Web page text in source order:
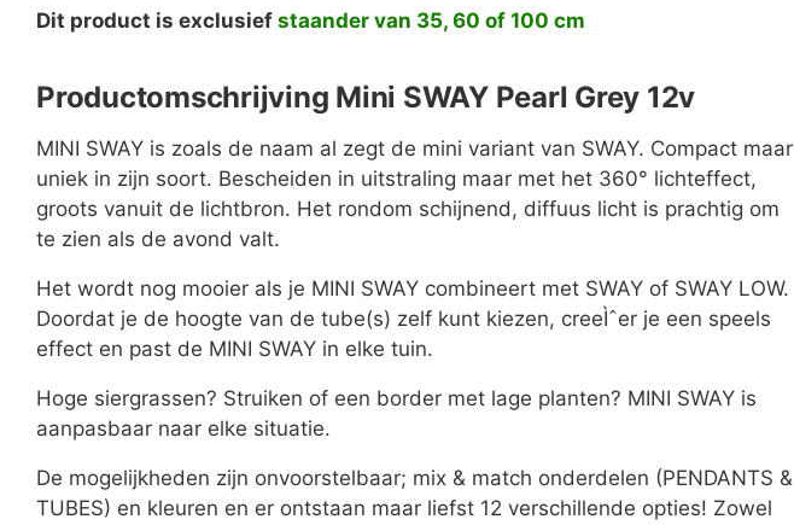
Nu 5% korting op alles!!
Met kortingscode: Zomer
Dit product is exclusief staander van 35, 60 of 100 cm
Productomschrijving Mini SWAY Pearl Grey 12v
MINI SWAY is zoals de naam al zegt de mini variant van SWAY. Compact maar
uniek in zijn soort. Bescheiden in uitstraling maar met het 360° lichteffect,
groots vanuit de lichtbron. Het rondom schijnend, diffuus licht is prachtig om
te zien als de avond valt.
Het wordt nog mooier als je MINI SWAY combineert met SWAY of SWAY LOW.
Doordat je de hoogte van de tube(s) zelf kunt kiezen, creeÌˆer je een speels
effect en past de MINI SWAY in elke tuin.
Hoge siergrassen? Struiken of een border met lage planten? MINI SWAY is
aanpasbaar naar elke situatie.
De mogelijkheden zijn onvoorstelbaar; mix & match onderdelen (PENDANTS &
TUBES) en kleuren en er ontstaan maar liefst 12 verschillende opties! Zowel